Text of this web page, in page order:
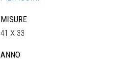
MISURE
41 X 33
ANNO